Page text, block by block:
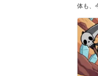
体も、
心の救